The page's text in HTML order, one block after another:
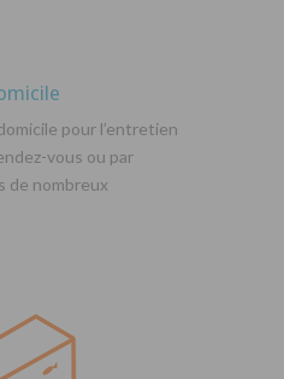
pour l’entretien
vous ou par
de nombreux